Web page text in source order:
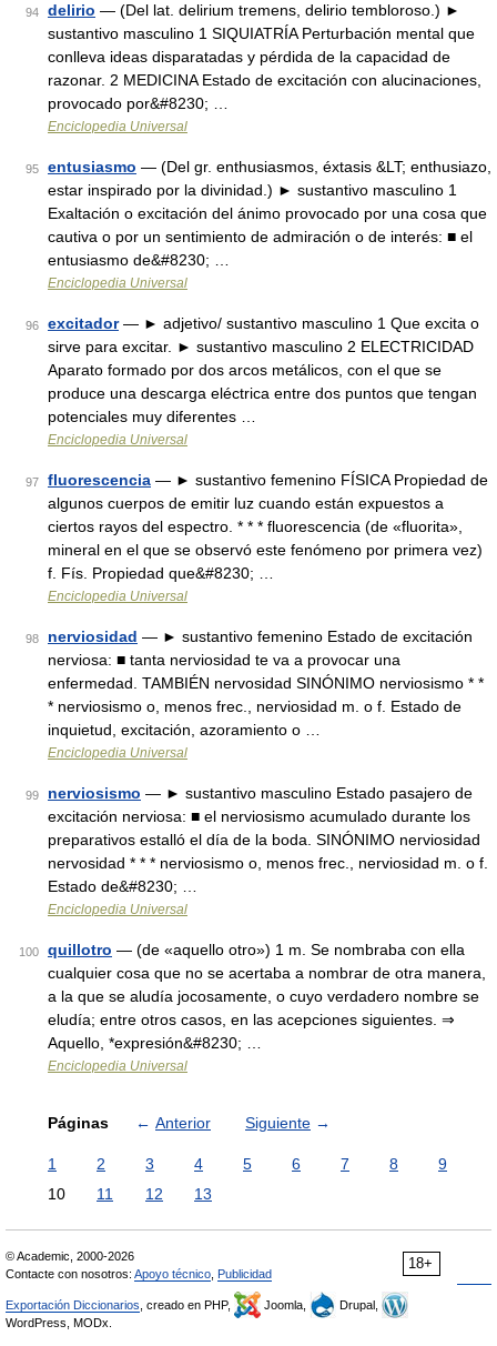
94 delirio — (Del lat. delirium tremens, delirio tembloroso.) ►
sustantivo masculino 1 SIQUIATRÍA Perturbación mental que
conlleva ideas disparatadas y pérdida de la capacidad de
razonar. 2 MEDICINA Estado de excitación con alucinaciones,
provocado por&#8230; …
Enciclopedia Universal
95 entusiasmo — (Del gr. enthusiasmos, éxtasis &LT; enthusiazo,
estar inspirado por la divinidad.) ► sustantivo masculino 1
Exaltación o excitación del ánimo provocado por una cosa que
cautiva o por un sentimiento de admiración o de interés: ■ el
entusiasmo de&#8230; …
Enciclopedia Universal
96 excitador— ► adjetivo/ sustantivo masculino 1 Que excita o
sirve para excitar. ► sustantivo masculino 2 ELECTRICIDAD
Aparato formado por dos arcos metálicos, con el que se
produce una descarga eléctrica entre dos puntos que tengan
potenciales muy diferentes …
Enciclopedia Universal
97 fluorescencia — ► sustantivo femenino FÍSICA Propiedad de
algunos cuerpos de emitir luz cuando están expuestos a
ciertos rayos del espectro. * * * fluorescencia (de «fluorita»,
mineral en el que se observó este fenómeno por primera vez)
f. Fís. Propiedad que&#8230; …
Enciclopedia Universal
98 nerviosidad — ► sustantivo femenino Estado de excitación
nerviosa: ■ tanta nerviosidad te va a provocar una
enfermedad. TAMBIÉN nervosidad SINÓNIMO nerviosismo * *
* nerviosismo o, menos frec., nerviosidad m. o f. Estado de
inquietud, excitación, azoramiento o …
Enciclopedia Universal
99 nerviosismo — ► sustantivo masculino Estado pasajero de
excitación nerviosa: ■ el nerviosismo acumulado durante los
preparativos estalló el día de la boda. SINÓNIMO nerviosidad
nervosidad * * * nerviosismo o, menos frec., nerviosidad m. o f.
Estado de&#8230; …
Enciclopedia Universal
100 quillotro — (de «aquello otro») 1 m. Se nombraba con ella
cualquier cosa que no se acertaba a nombrar de otra manera,
a la que se aludía jocosamente, o cuyo verdadero nombre se
eludía; entre otros casos, en las acepciones siguientes. ⇒
Aquello, *expresión&#8230; …
Enciclopedia Universal
Páginas ← Anterior Siguiente →
1 2 3 4 5 6 7 8
9
10
11 12 13
18+
© Academic, 2000-2026
Contacte con nosotros: Apoyo técnico Publicidad
Exportación Diccionarios , creado en PHP, Joomla,
Drupal,
WordPress, MODx.